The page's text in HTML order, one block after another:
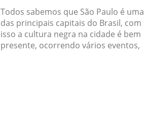
Todos sabemos que São Paulo é uma
das principais capitais do Brasil, com
isso a cultura negra na cidade é bem
presente, ocorrendo vários eventos,